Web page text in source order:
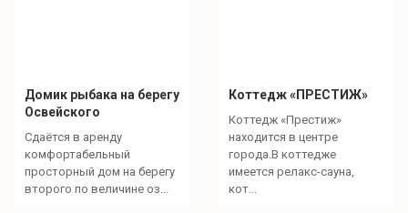
Домик рыбака на берегу
Освейского
Сдаётся в аренду
комфортабельный
просторный дом на берегу
второго по величине оз...
Коттедж «ПРЕСТИЖ»
Коттедж «Престиж»
находится в центре
города.В коттедже
имеется релакс-сауна,
кот...